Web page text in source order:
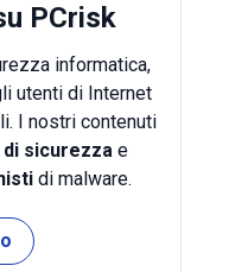
PCrisk
informatica,
utenti di Internet
I nostri contenuti
sicurezzae
di malware.